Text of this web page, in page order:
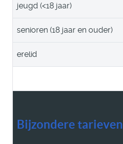
jeugd (<18 jaar)
senioren (18 jaar en ouder)
erelid
Bijzondere tarieven